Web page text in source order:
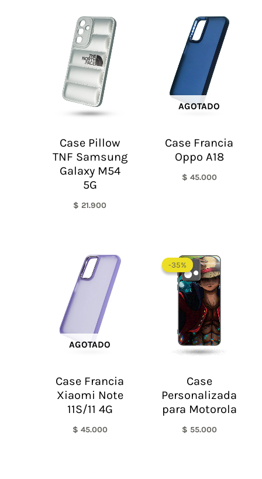
Case Pillow
TNF Samsung
Galaxy M54
5G
$ 21.900
AGOTADO
Case Francia
Oppo A18
$ 45.000
AGOTADO
Case Francia
Xiaomi Note
11S/11 4G
$ 45.000
-35%
-35%
Case
Personalizada
para Motorola
$ 55.000